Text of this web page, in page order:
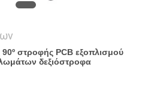
στροφής PCB εξοπλισμού
δεξιόστροφα